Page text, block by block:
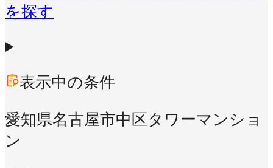
を探す
表示中の条件
愛知県名古屋市中区 タワーマンショ
ン